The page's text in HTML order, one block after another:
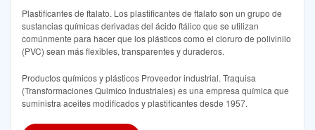
Plastificantes de ftalato. Los plastificantes de ftalato son un grupo de
sustancias químicas derivadas del ácido ftálico que se utilizan
comúnmente para hacer que los plásticos como el cloruro de polivinilo
(PVC) sean más flexibles, transparentes y duraderos.
Productos químicos y plásticos Proveedor industrial. Traquisa
(Transformaciones Quimico Industriales) es una empresa química que
suministra aceites modificados y plastificantes desde 1957.